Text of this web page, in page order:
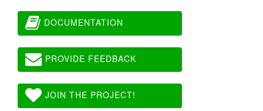
DOCUMENTATION
PROVIDE FEEDBACK
JOIN THE PROJECT!